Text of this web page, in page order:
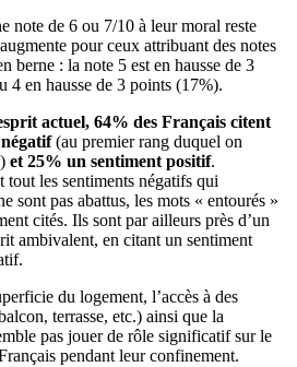
note de 6 ou 7/10 à leur moral reste
pour ceux attribuant des notes
berne : la note 5 est en hausse de 3
4 en hausse de 3 points (17%).
actuel, 64% des Français citent
(au premier rang duquel on
et 25% un sentiment positif.
tout les sentiments négatifs qui
sont pas abattus, les mots « entourés »
cités. Ils sont par ailleurs près d’un
ambivalent, en citant un sentiment
du logement, l’accès à des
terrasse, etc.) ainsi que la
pas jouer de rôle significatif sur le
pendant leur confinement.